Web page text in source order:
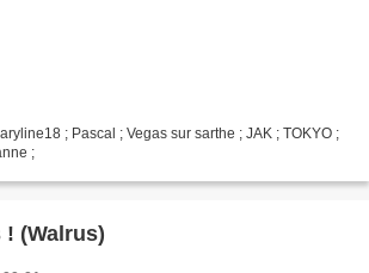
; Pascal ; Vegas sur sarthe ; JAK ; TOKYO ;
;
! (Walrus)